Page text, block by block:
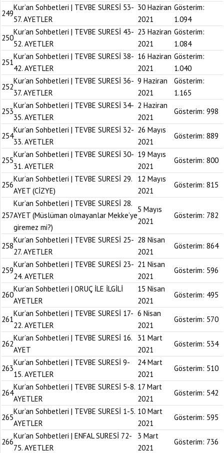
249
Kur’an Sohbetleri | TEVBE SURESİ 53-
57. AYETLER
30 Haziran
2021
Gösterim:
1.094
250
Kur’an Sohbetleri | TEVBE SURESİ 43-
52. AYETLER
23 Haziran
2021
Gösterim:
1.084
251
Kur’an Sohbetleri | TEVBE SURESİ 38-
42. AYETLER
16 Haziran
2021
Gösterim:
1.040
252
Kur’an Sohbetleri | TEVBE SURESİ 36-
37. AYETLER
9 Haziran
2021
Gösterim:
1.165
253
Kur’an Sohbetleri | TEVBE SURESİ 34-
35. AYETLER
2 Haziran
2021
Gösterim: 998
254
Kur’an Sohbetleri | TEVBE SURESİ 32-
33. AYETLER
26 Mayıs
2021
Gösterim: 889
255
Kur’an Sohbetleri | TEVBE SURESİ 30-
31. AYETLER
19 Mayıs
2021
Gösterim: 800
256
Kur’an Sohbetleri | TEVBE SURESİ 29.
AYET (CİZYE)
12 Mayıs
2021
Gösterim: 815
257
Kur’an Sohbetleri | TEVBE SURESİ 28.
AYET (Müslüman olmayanlar Mekke’ye
giremez mi?)
5 Mayıs
2021
Gösterim: 782
258
Kur’an Sohbetleri | TEVBE SURESİ 25-
27. AYETLER
28 Nisan
2021
Gösterim: 864
259
Kur’an Sohbetleri | TEVBE SURESİ 23-
24. AYETLER
21 Nisan
2021
Gösterim: 596
260
Kur’an Sohbetleri | ORUÇ İLE İLGİLİ
AYETLER
15 Nisan
2021
Gösterim: 495
261
Kur’an Sohbetleri | TEVBE SURESİ 17-
22. AYETLER
6 Nisan
2021
Gösterim: 570
262
Kur’an Sohbetleri | TEVBE SURESİ 16.
AYET
31 Mart
2021
Gösterim: 534
263
Kur’an Sohbetleri | TEVBE SURESİ 9-
15. AYETLER
24 Mart
2021
Gösterim: 510
264
Kur’an Sohbetleri | TEVBE SURESİ 5-8.
AYETLER
17 Mart
2021
Gösterim: 542
265
Kur’an Sohbetleri | TEVBE SURESİ 1-5.
AYETLER
10 Mart
2021
Gösterim: 595
266
Kur’an Sohbetleri | ENFAL SURESİ 72-
75. AYETLER
3 Mart
2021
Gösterim: 736